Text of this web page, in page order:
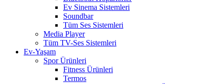
Ev Sinema Sistemleri
Soundbar
Tüm Ses Sistemleri
Media Player
Tüm TV-Ses Sistemleri
Ev-Yaşam
Spor Ürünleri
Fitness Ürünleri
Termos